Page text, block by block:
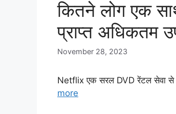
कितने लोग एक
प्राप्त अधिकतम
November 28, 2023
Netflix एक सरल DVD रेंटल सेवा से
more